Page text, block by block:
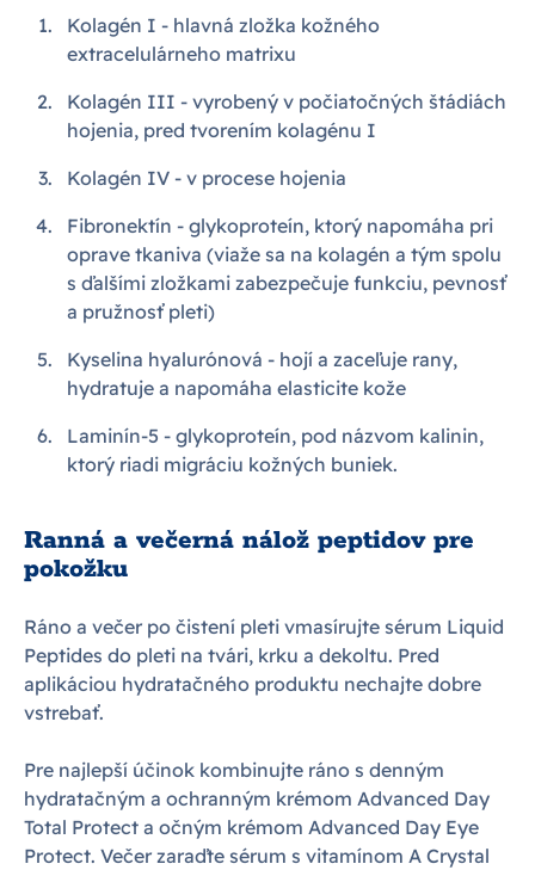
Kolagén I - hlavná zložka kožného
extracelulárneho matrixu
Kolagén III - vyrobený v počiatočných štádiách
hojenia, pred tvorením kolagénu I
Kolagén IV - v procese hojenia
Fibronektín - glykoproteín, ktorý napomáha pri
oprave tkaniva (viaže sa na kolagén a tým spolu
s ďalšími zložkami zabezpečuje funkciu, pevnosť
a pružnosť pleti)
Kyselina hyalurónová - hojí a zaceľuje rany,
hydratuje a napomáha elasticite kože
Laminín-5 - glykoproteín, pod názvom kalinin,
ktorý riadi migráciu kožných buniek.
Ranná a večerná nálož peptidov pre
pokožku
Ráno a večer po čistení pleti vmasírujte sérum Liquid
Peptides do pleti na tvári, krku a dekoltu. Pred
aplikáciou hydratačného produktu nechajte dobre
vstrebať.
Pre najlepší účinok kombinujte ráno s denným
hydratačným a ochranným krémom Advanced Day
Total Protect a očným krémom Advanced Day Eye
Protect. Večer zaraďte sérum s vitamínom A Crystal